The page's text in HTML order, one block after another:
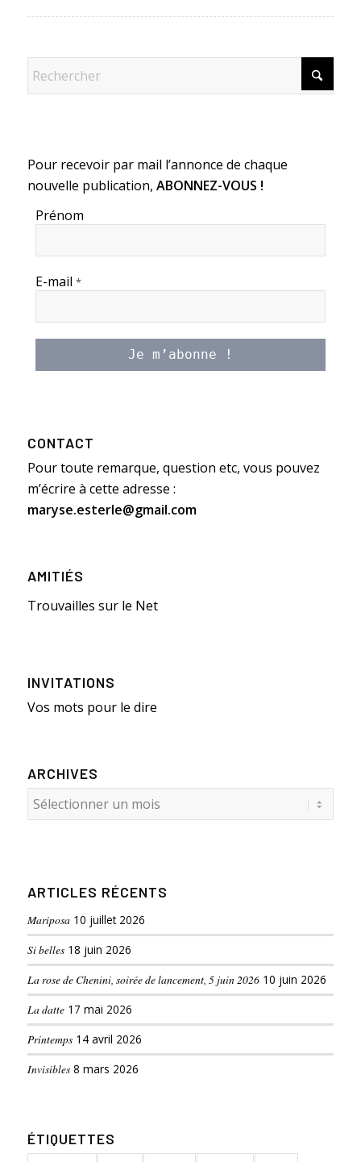
Pour recevoir par mail l’annonce de chaque
nouvelle publication, ABONNEZ-VOUS !
Prénom
E-mail *
CONTACT
Pour toute remarque, question etc, vous pouvez
m’écrire à cette adresse :
maryse.esterle@gmail.com
AMITIÉS
Trouvailles sur le Net
INVITATIONS
Vos mots pour le dire
ARCHIVES
ARTICLES RÉCENTS
Mariposa 10 juillet 2026
Si belles 18 juin 2026
La rose de Chenini, soirée de lancement, 5 juin 2026 10 juin 2026
La datte 17 mai 2026
Printemps 14 avril 2026
Invisibles 8 mars 2026
ÉTIQUETTES